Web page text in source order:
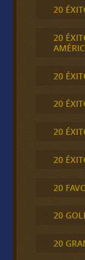
20
20
20
20
20
20
20
20
20